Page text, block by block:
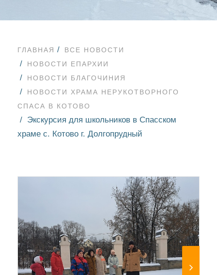
ГЛАВНАЯ
ВСЕ НОВОСТИ
НОВОСТИ ЕПАРХИИ
НОВОСТИ БЛАГОЧИНИЯ
НОВОСТИ ХРАМА НЕРУКОТВОРНОГО
СПАСА В КОТОВО
Экскурсия для школьников в Спасском
храме с. Котово г. Долгопрудный